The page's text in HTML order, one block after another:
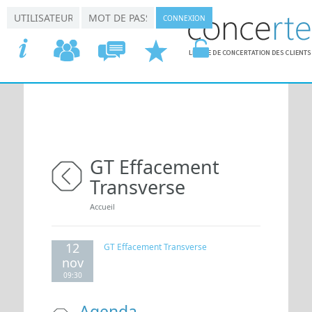
GT Effacement
Transverse
Vous êtes ici
Accueil
12
nov
09:30
GT Effacement Transverse